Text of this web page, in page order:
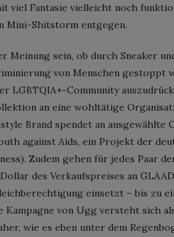
viel Fantasie vielleicht noch
Mini-Shitstorm entgegen.
Meinung sein, ob durch Sneaker
von Menschen gestoppt
LGBTQIA+-Community
an eine wohltätige
Brand spendet an
against Aids, ein Projekt der
Zudem gehen für jedes Paar
des Verkaufspreises an
einsetzt – bis zu
Kampagne von Ugg versteht sich
wie es eben unter dem